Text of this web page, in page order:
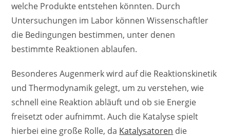
welche Produkte entstehen könnten. Durch
Untersuchungen im Labor können Wissenschaftler
die Bedingungen bestimmen, unter denen
bestimmte Reaktionen ablaufen.
Besonderes Augenmerk wird auf die Reaktionskinetik
und Thermodynamik gelegt, um zu verstehen, wie
schnell eine Reaktion abläuft und ob sie Energie
freisetzt oder aufnimmt. Auch die Katalyse spielt
hierbei eine große Rolle, da Katalysatoren die